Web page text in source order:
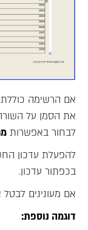
אם הרשימה כוללת
את הסמן על
לבחור באפשרות
להפעלת עדכון
בכפתור עדכון.
אם מעונינים
דוגמה נוספת: